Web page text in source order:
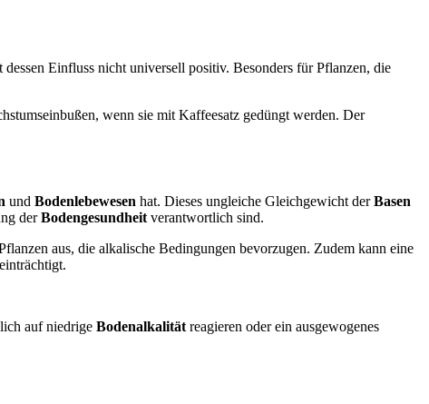
dessen Einfluss nicht universell positiv. Besonders für Pflanzen, die
wenn sie mit Kaffeesatz gedüngt werden. Der
und Bodenlebewesen hat. Dieses ungleiche Gleichgewicht derBasen
derBodengesundheit verantwortlich sind.
aus, die alkalische Bedingungen bevorzugen. Zudem kann eine
auf niedrige Bodenalkalität reagieren oder ein ausgewogenes